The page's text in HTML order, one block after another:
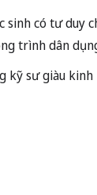
có tư duy
trình dân
kỹ sư giàu